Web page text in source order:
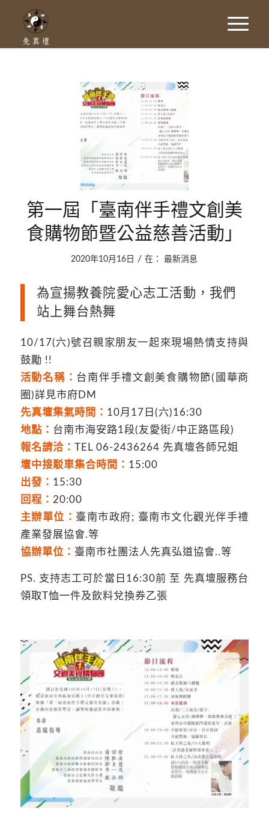
第一屆「臺南伴手禮文創美
食購物節暨公益慈善活動」
2020年10月16日 / 在：最新消息
為宣揚教養院愛心志工活動，我們
站上舞台熱舞
10/17(六)號召親家朋友一起來現場熱情支持與
鼓勵 !!
活動名稱： 台南伴手禮文創美食購物節(國華商
圈)詳見市府DM
先真壇集氣時間： 10月17日(六)16:30
地點： 台南市海安路1段(友愛街/中正路區段)
報名請洽： TEL 06-2436264 先真壇各師兄姐
壇中接駁車集合時間： 15:00
出發： 15:30
回程： 20:00
主辦單位： 臺南市政府; 臺南市文化觀光伴手禮
產業發展協會.等
協辦單位： 臺南市社團法人先真弘道協會..等
PS. 支持志工可於當日16:30前 至 先真壇服務台
領取T恤一件及飲料兌換券乙張